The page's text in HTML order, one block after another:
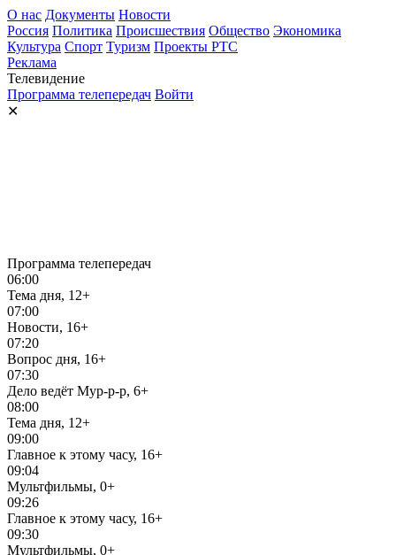
О нас Документы Новости
Россия Политика Происшествия Общество Экономика
Культура Спорт Туризм Проекты РТС
Реклама
Телевидение
Программа телепередач Войти
✕
Программа телепередач
06:00
Тема дня, 12+
07:00
Новости, 16+
07:20
Вопрос дня, 16+
07:30
Дело ведёт Мур-р-р, 6+
08:00
Тема дня, 12+
09:00
Главное к этому часу, 16+
09:04
Мультфильмы, 0+
09:26
Главное к этому часу, 16+
09:30
Мультфильмы, 0+